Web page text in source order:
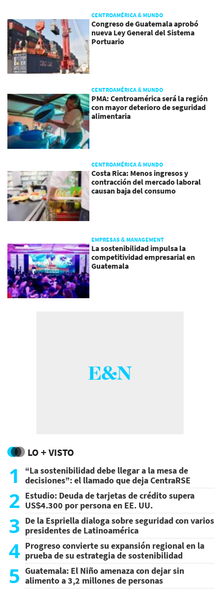
CENTROAMÉRICA & MUNDO
Congreso de Guatemala aprobó
nueva Ley General del Sistema
Portuario
CENTROAMÉRICA & MUNDO
PMA: Centroamérica será la región
con mayor deterioro de seguridad
alimentaria
CENTROAMÉRICA & MUNDO
Costa Rica: Menos ingresos y
contracción del mercado laboral
causan baja del consumo
EMPRESAS & MANAGEMENT
La sostenibilidad impulsa la
competitividad empresarial en
Guatemala
LO + VISTO
1
“La sostenibilidad debe llegar a la mesa de
decisiones”: el llamado que deja CentraRSE
2 Estudio: Deuda de tarjetas de crédito supera
US$4.300 por persona en EE. UU.
3 De la Espriella dialoga sobre seguridad con varios
presidentes de Latinoamérica
4 Progreso convierte su expansión regional en la
prueba de su estrategia de sostenibilidad
5 Guatemala: El Niño amenaza con dejar sin
alimento a 3,2 millones de personas